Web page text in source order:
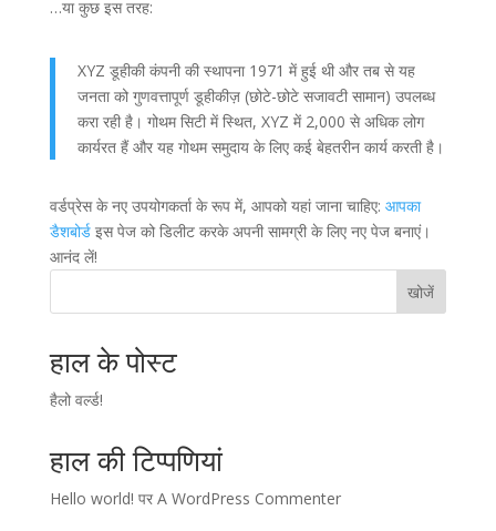
…या कुछ इस तरह:
XYZ डूहीकी कंपनी की स्थापना 1971 में हुई थी और तब से यह
जनता को गुणवत्तापूर्ण डूहीकीज़ (छोटे-छोटे सजावटी सामान) उपलब्ध
करा रही है। गोथम सिटी में स्थित, XYZ में 2,000 से अधिक लोग
कार्यरत हैं और यह गोथम समुदाय के लिए कई बेहतरीन कार्य करती है।
वर्डप्रेस के नए उपयोगकर्ता के रूप में, आपको यहां जाना चाहिए: आपका
डैशबोर्डइस पेज को डिलीट करके अपनी सामग्री के लिए नए पेज बनाएं।
आनंद लें!
खोजें
हाल के पोस्ट
हैलो वर्ल्ड!
हाल की टिप्पणियां
Hello world! पर A WordPress Commenter